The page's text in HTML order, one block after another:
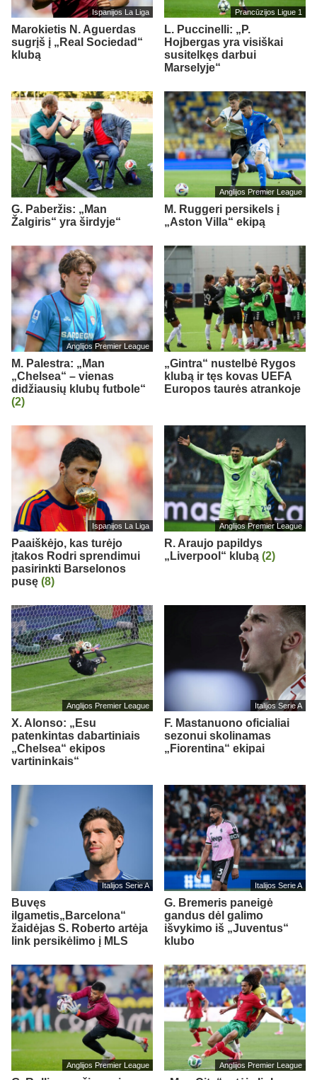
Ispanijos La Liga
Marokietis N. Aguerdas
sugrįš į „Real Sociedad“
klubą
Prancūzijos Ligue 1
L. Puccinelli: „P.
Hojbergas yra visiškai
susitelkęs darbui
Marselyje“
G. Paberžis: „Man
Žalgiris“ yra širdyje“
Anglijos Premier League
M. Ruggeri persikels į
„Aston Villa“ ekipą
Anglijos Premier League
M. Palestra: „Man
„Chelsea“ – vienas
didžiausių klubų futbole“
(2)
„Gintra“ nustelbė Rygos
klubą ir tęs kovas UEFA
Europos taurės atrankoje
Ispanijos La Liga
Paaiškėjo, kas turėjo
įtakos Rodri sprendimui
pasirinkti Barselonos
pusę (8)
Anglijos Premier League
R. Araujo papildys
„Liverpool“ klubą (2)
Anglijos Premier League
X. Alonso: „Esu
patenkintas dabartiniais
„Chelsea“ ekipos
vartininkais“
Italijos Serie A
F. Mastanuono oficialiai
sezonui skolinamas
„Fiorentina“ ekipai
Italijos Serie A
Buvęs
ilgametis„Barcelona“
žaidėjas S. Roberto artėja
link persikėlimo į MLS
Italijos Serie A
G. Bremeris paneigė
gandus dėl galimo
išvykimo iš „Juventus“
klubo
Anglijos Premier League Anglijos Premier League